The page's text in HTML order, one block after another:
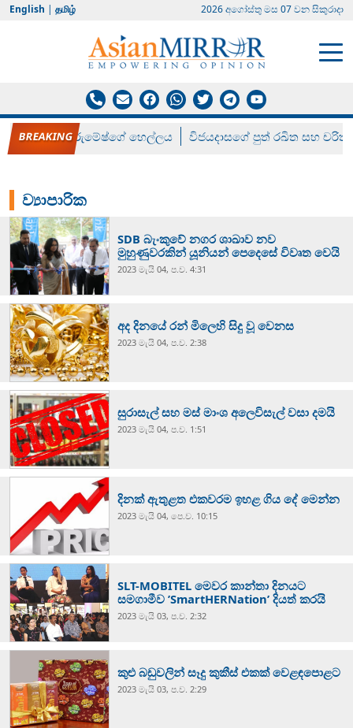
English | தமிழ் 2026 අගෝස්‍තු මස 07 වන සිකුරාදා
රන් ගෙනා රුමේෂ්ගේ හෙල්ලය විජයදාසගේ පුත් රඛිත සහ චරිත්
ව්‍යාපාරික
SDB බැංකුවේ නගර ශාඛාව නව
මුහුණුවරකින් යූනියන් පෙදෙසේ විවෘත වෙයි
2023 මැයි 04, ප.ව. 4:31
අද දිනයේ රන් මිලෙහි සිදු වූ වෙනස
2023 මැයි 04, ප.ව. 2:38
සුරාසැල් සහ මස් මාංශ අලෙවිසැල් වසා දමයි
2023 මැයි 04, ප.ව. 1:51
දිනක් ඇතුළත එකවරම ඉහළ ගිය දේ මෙන්න
2023 මැයි 04, පෙ.ව. 10:15
SLT-MOBITEL මෙවර කාන්තා දිනයට
සමගාමීව ’SmartHERNation’ දියත් කරයි
2023 මැයි 03, ප.ව. 2:32
කුළු බඩුවලින් සෑදු කුකීස් එකක් වෙළඳපොළට
2023 මැයි 03, ප.ව. 2:29